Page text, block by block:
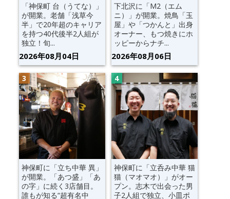
「神保町 台（うてな）」
が開業。老舗「浅草今
半」で20年超のキャリア
を持つ40代後半2人組が
独立！旬...
2026年08月04日
下北沢に「M2（エム
ニ）」が開業。焼鳥「玉
屋」や「つかんと」出身
オーナー、もつ焼きにホ
ッピーからナチ...
2026年08月06日
神保町に「立ち中華 異」
が開業。「あつ盛」「あ
の字」に続く3店舗目。
誰もが知る“超有名中
神保町に「立呑み中華 猫
猫（マオマオ）」がオー
プン。志木で出会った男
子2人組で独立、小皿ポ